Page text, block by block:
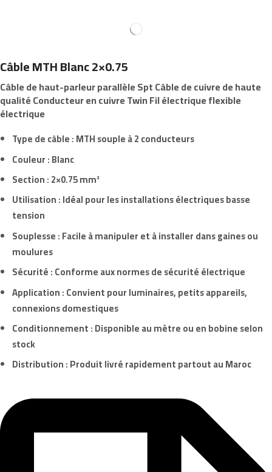
Câble MTH Blanc 2×0.75
Câble de haut-parleur parallèle Spt Câble de cuivre de haute
qualité Conducteur en cuivre Twin Fil électrique flexible
électrique
Type de câble : MTH souple à 2 conducteurs
Couleur : Blanc
Section : 2×0.75 mm²
Utilisation : Idéal pour les installations électriques basse
tension
Souplesse : Facile à manipuler et à installer dans gaines ou
moulures
Sécurité : Conforme aux normes de sécurité électrique
Application : Convient pour luminaires, petits appareils,
connexions domestiques
Conditionnement : Disponible au mètre ou en bobine selon
stock
Distribution : Produit livré rapidement partout au Maroc